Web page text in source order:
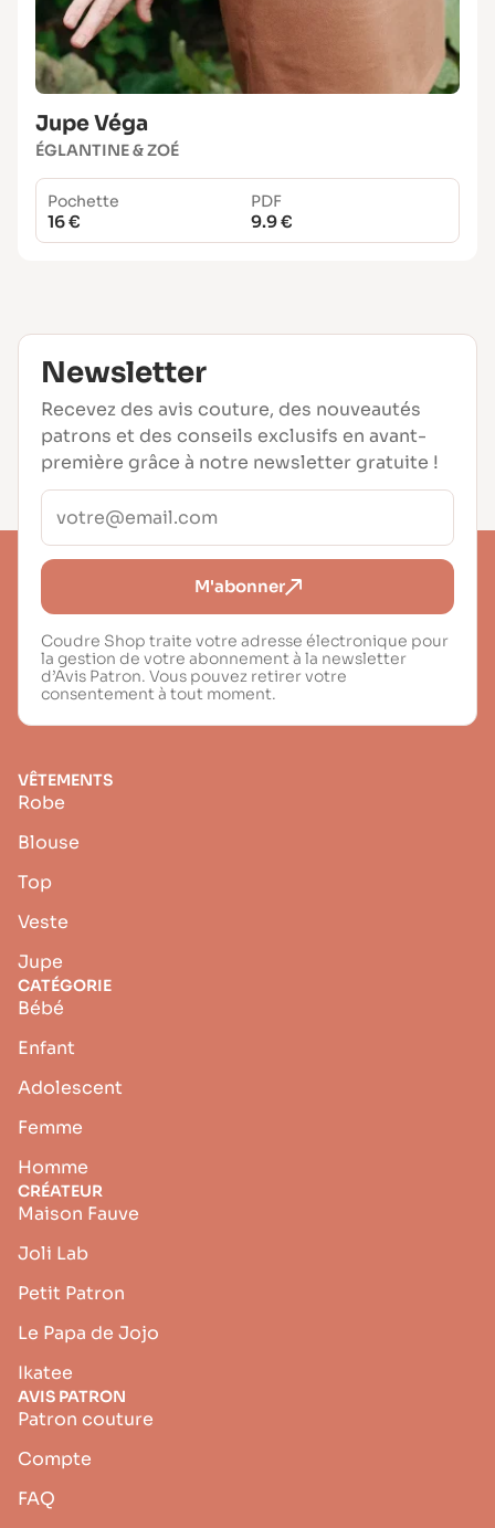
Jupe Véga
ÉGLANTINE & ZOÉ
Pochette
16 €
PDF
9.9 €
Newsletter
Recevez des avis couture, des nouveautés
patrons et des conseils exclusifs en avant-
première grâce à notre newsletter gratuite !
M'abonner
Coudre Shop traite votre adresse électronique pour
la gestion de votre abonnement à la newsletter
d’Avis Patron. Vous pouvez retirer votre
consentement à tout moment.
VÊTEMENTS
Robe
Blouse
Top
Veste
Jupe
CATÉGORIE
Bébé
Enfant
Adolescent
Femme
Homme
CRÉATEUR
Maison Fauve
Joli Lab
Petit Patron
Le Papa de Jojo
Ikatee
AVIS PATRON
Patron couture
Compte
FAQ